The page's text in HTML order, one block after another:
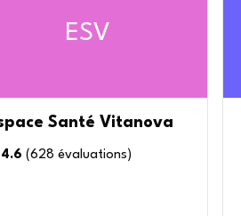
ESV
Santé Vitanova
4.6 (628 évaluations )